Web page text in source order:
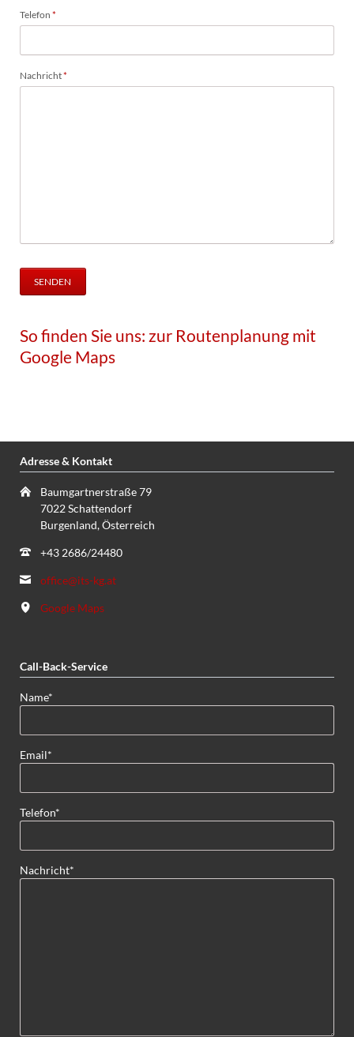
Pflichtfeld
Telefon *
Pflichtfeld
Nachricht*
SENDEN
So finden Sie uns: zur Routenplanung mit
Google Maps
Adresse & Kontakt
Baumgartnerstraße 79
7022 Schattendorf
Burgenland, Österreich
+43 2686/24480
office@its-kg.at
Google Maps
Call-Back-Service
Pflichtfeld
Name*
Pflichtfeld
Email*
Pflichtfeld
Telefon*
Pflichtfeld
Nachricht*